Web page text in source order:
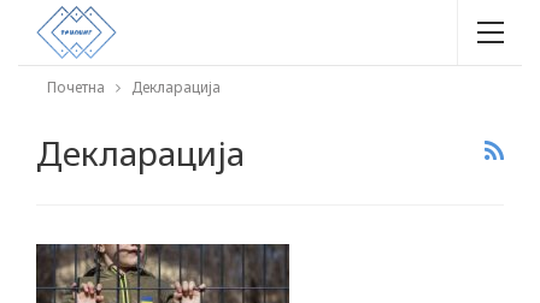
Почетна Декларација
Декларација